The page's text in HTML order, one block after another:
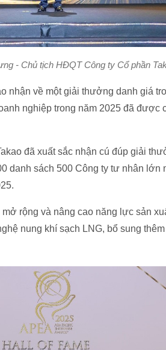
- Chủ tịch HĐQT Công ty Cổ phần
nhận về một giải thưởng danh giá
nghiệp trong năm 2025 đã được
đã xuất sắc nhận cú đúp giải
danh sách 500 Công ty tư nhân lớn
rộng và nâng cao năng lực sản
nung khí sạch LNG, bổ sung thêm